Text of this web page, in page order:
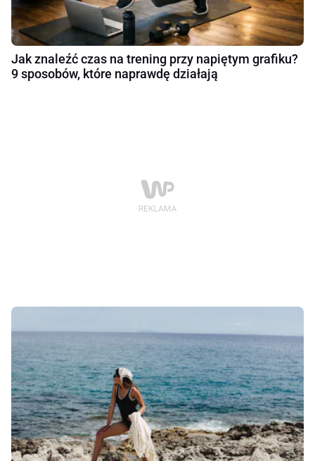
Jak znaleźć czas na trening przy napiętym grafiku?
9 sposobów, które naprawdę działają